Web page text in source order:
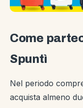
Come
Spuntì
Nel periodo
acquista almeno